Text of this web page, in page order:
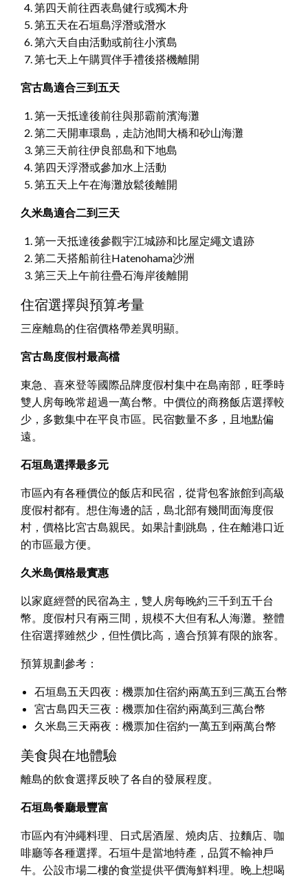
第四天前往西表島健行或獨木舟
第五天在石垣島浮潛或潛水
第六天自由活動或前往小濱島
第七天上午購買伴手禮後搭機離開
宮古島適合三到五天
第一天抵達後前往與那霸前濱海灘
第二天開車環島，走訪池間大橋和砂山海灘
第三天前往伊良部島和下地島
第四天浮潛或參加水上活動
第五天上午在海灘放鬆後離開
久米島適合二到三天
第一天抵達後參觀宇江城跡和比屋定繩文遺跡
第二天搭船前往Hatenohama沙洲
第三天上午前往疊石海岸後離開
住宿選擇與預算考量
三座離島的住宿價格帶差異明顯。
宮古島度假村最高檔
東急、喜來登等國際品牌度假村集中在島南部，旺季時
雙人房每晚常超過一萬台幣。中價位的商務飯店選擇較
少，多數集中在平良市區。民宿數量不多，且地點偏
遠。
石垣島選擇最多元
市區內有各種價位的飯店和民宿，從背包客旅館到高級
度假村都有。想住海邊的話，島北部有幾間面海度假
村，價格比宮古島親民。如果計劃跳島，住在離港口近
的市區最方便。
久米島價格最實惠
以家庭經營的民宿為主，雙人房每晚約三千到五千台
幣。度假村只有兩三間，規模不大但有私人海灘。整體
住宿選擇雖然少，但性價比高，適合預算有限的旅客。
預算規劃參考：
石垣島五天四夜：機票加住宿約兩萬五到三萬五台幣
宮古島四天三夜：機票加住宿約兩萬到三萬台幣
久米島三天兩夜：機票加住宿約一萬五到兩萬台幣
美食與在地體驗
離島的飲食選擇反映了各自的發展程度。
石垣島餐廳最豐富
市區內有沖繩料理、日式居酒屋、燒肉店、拉麵店、咖
啡廳等各種選擇。石垣牛是當地特產，品質不輸神戶
牛。公設市場二樓的食堂提供平價海鮮料理。晚上想喝